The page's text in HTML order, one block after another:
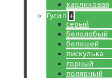
карликовая
Гуси
+
серый
белолобый
белошей
пискулька
горный
полярный